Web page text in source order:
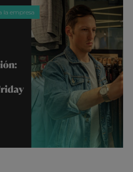
la empresa